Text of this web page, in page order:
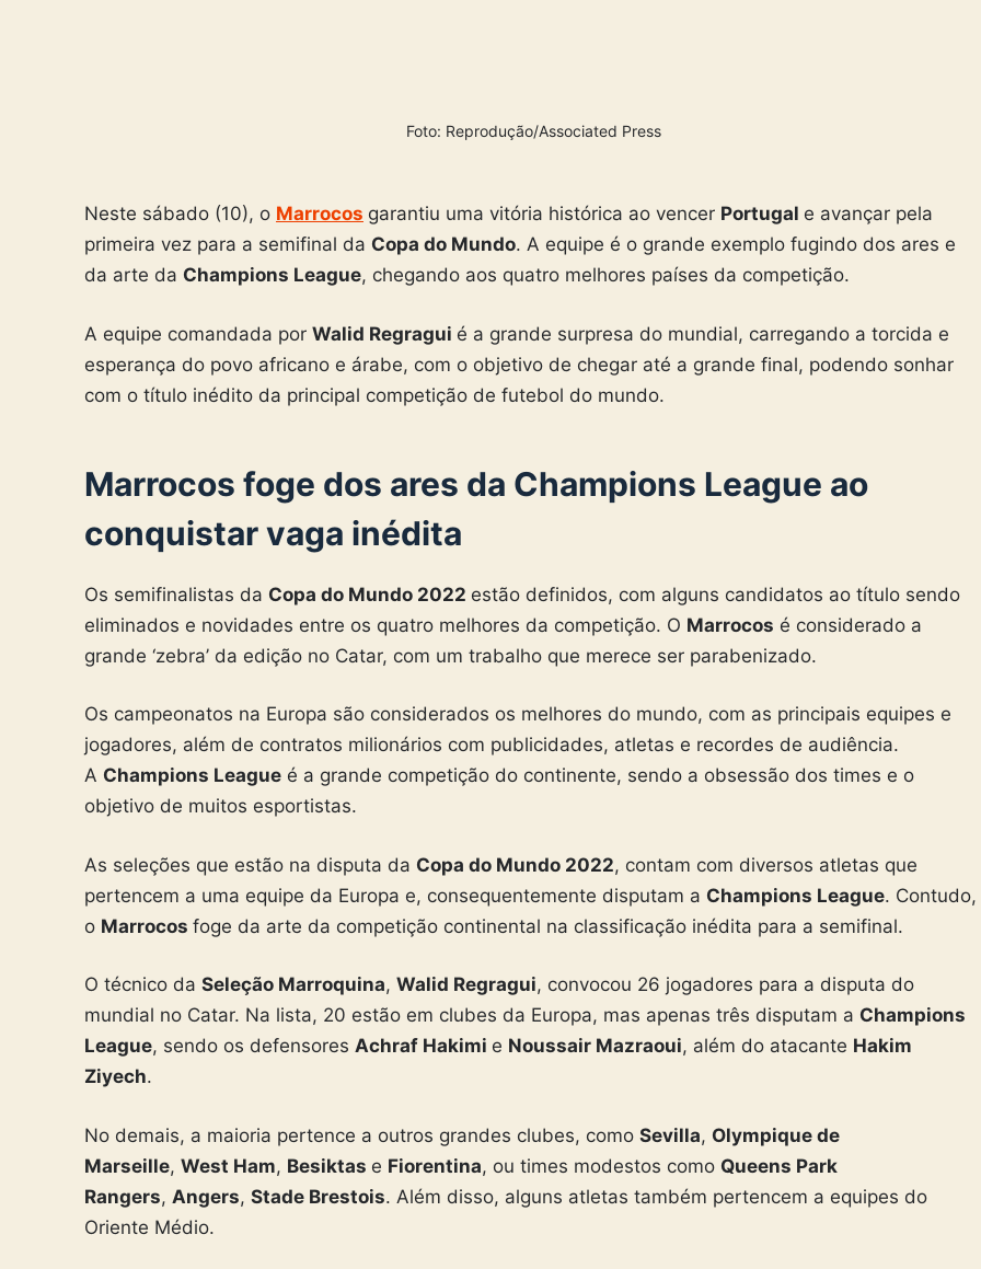
Foto: Reprodução/Associated Press
Neste sábado (10), o Marrocos garantiu uma vitória histórica ao vencer Portugal e avançar pela
primeira vez para a semifinal da Copa do Mundo. A equipe é o grande exemplo fugindo dos ares e
da arte da Champions League, chegando aos quatro melhores países da competição.
A equipe comandada por Walid Regragui é a grande surpresa do mundial, carregando a torcida e
esperança do povo africano e árabe, com o objetivo de chegar até a grande final, podendo sonhar
com o título inédito da principal competição de futebol do mundo.
Marrocos foge dos ares da Champions League ao
conquistar vaga inédita
Os semifinalistas da Copa do Mundo 2022 estão definidos, com alguns candidatos ao título sendo
eliminados e novidades entre os quatro melhores da competição. O Marrocos é considerado a
grande ‘zebra’ da edição no Catar, com um trabalho que merece ser parabenizado.
Os campeonatos na Europa são considerados os melhores do mundo, com as principais equipes e
jogadores, além de contratos milionários com publicidades, atletas e recordes de audiência.
A Champions League é a grande competição do continente, sendo a obsessão dos times e o
objetivo de muitos esportistas.
As seleções que estão na disputa da Copa do Mundo 2022, contam com diversos atletas que
pertencem a uma equipe da Europa e, consequentemente disputam a Champions League. Contudo,
o Marrocos foge da arte da competição continental na classificação inédita para a semifinal.
O técnico da Seleção Marroquina, Walid Regragui, convocou 26 jogadores para a disputa do
mundial no Catar. Na lista, 20 estão em clubes da Europa, mas apenas três disputam a Champions
League, sendo os defensores Achraf Hakimi e Noussair Mazraoui, além do atacante Hakim
Ziyech.
No demais, a maioria pertence a outros grandes clubes, como Sevilla, Olympique de
Marseille, West Ham, Besiktas e Fiorentina, ou times modestos como Queens Park
Rangers, Angers, Stade Brestois. Além disso, alguns atletas também pertencem a equipes do
Oriente Médio.